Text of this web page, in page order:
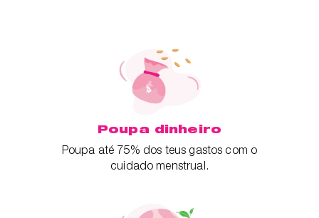
Poupa dinheiro
Poupa até 75% dos teus gastos com o
cuidado menstrual.